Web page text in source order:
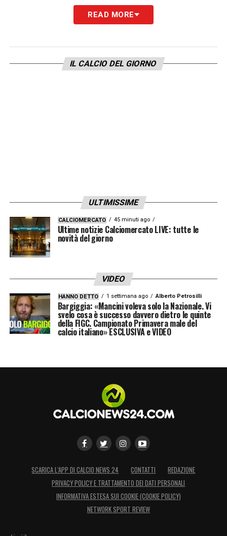
READ MORE
IL CALCIO DEL GIORNO
ULTIMISSIME
CALCIOMERCATO 45 minuti ago
Ultime notizie Calciomercato LIVE: tutte le
novità del giorno
VIDEO
HANNO DETTO 1 settimana ago Alberto Petrosilli
Bargiggia: «Mancini voleva solo la Nazionale. Vi
svelo cosa è successo davvero dietro le quinte
della FIGC. Campionato Primavera male del
calcio italiano» ESCLUSIVA e VIDEO
SCARICA L’APP DI CALCIO NEWS 24 CONTATTI
REDAZIONE
PRIVACY POLICY E TRATTAMENTO DEI DATI PERSONALI
INFORMATIVA ESTESA SUI COOKIE (COOKIE POLICY)
NETWORK SPORT REVIEW